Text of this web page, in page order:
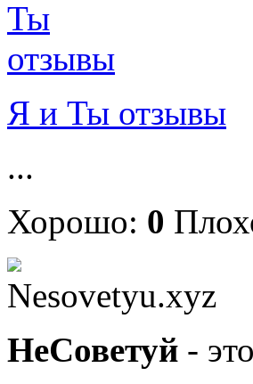
Я и Ты отзывы
...
Хорошо: 0
Nesovetyu.xyz
НеСоветуй -